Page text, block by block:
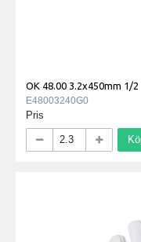
OK 48.00 3.2x450mm 1/
E48003240G0
Pris